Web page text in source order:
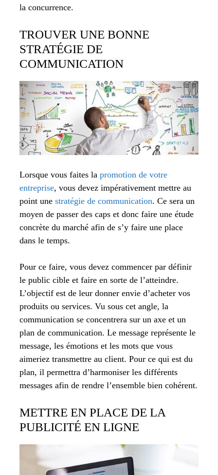
la concurrence.
TROUVER UNE BONNE
STRATÉGIE DE
COMMUNICATION
Lorsque vous faites la promotion de votre
entreprise, vous devez impérativement mettre au
point une stratégie de communication. Ce sera un
moyen de passer des caps et donc faire une étude
concrète du marché afin de s’y faire une place
dans le temps.
Pour ce faire, vous devez commencer par définir
le public cible et faire en sorte de l’atteindre.
L’objectif est de leur donner envie d’acheter vos
produits ou services. Vu sous cet angle, la
communication se concentrera sur un axe et un
plan de communication. Le message représente le
message, les émotions et les mots que vous
aimeriez transmettre au client. Pour ce qui est du
plan, il permettra d’harmoniser les différents
messages afin de rendre l’ensemble bien cohérent.
METTRE EN PLACE DE LA
PUBLICITÉ EN LIGNE